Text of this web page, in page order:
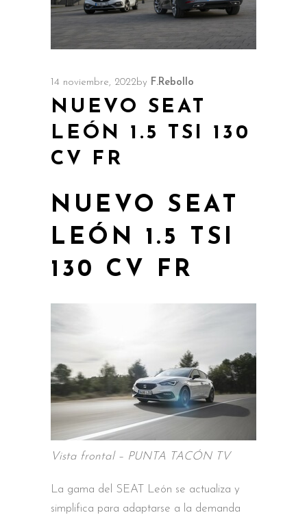
14 noviembre, 2022by F.Rebollo
NUEVO SEAT
LEÓN 1.5 TSI 130
CV FR
NUEVO SEAT
LEÓN 1.5 TSI
130 CV FR
Vista frontal – PUNTA TACÓN TV
La gama del SEAT León se actualiza y
simplifica para adaptarse a la demanda